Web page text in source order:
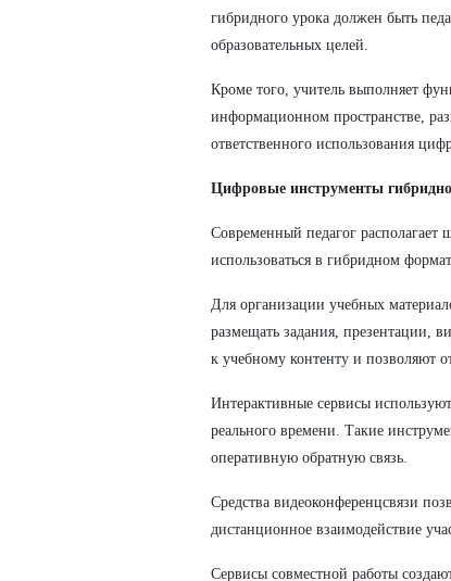
гибридного урока должен быть
образовательных целей.
Кроме того, учитель выполняет
информационном пространстве,
ответственного использования
Цифровые инструменты
Современный педагог
использоваться в гибридном
Для организации учебных
размещать задания, презентации,
к учебному контенту и позволяют
Интерактивные сервисы
реального времени. Такие
оперативную обратную связь.
Средства видеоконференцсвязи
дистанционное взаимодействие
Сервисы совместной работы